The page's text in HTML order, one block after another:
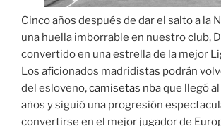
Cinco años después de dar el salto a la
una huella imborrable en nuestro club,
convertido en una estrella de la mejor
Los aficionados madridistas podrán
del esloveno,camisetas nbaque llegó
años y siguió una progresión
convertirse en el mejor jugador de